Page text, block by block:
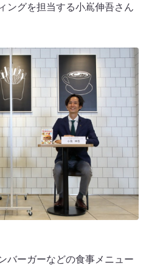
ングを担当する小嶌伸吾さん
バーガーなどの食事メニュー